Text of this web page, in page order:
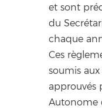
et sont
du
chaque
Ces
soumis
approuvés
Autonome